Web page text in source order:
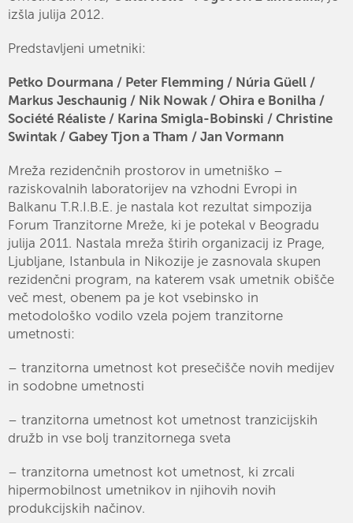
izšla julija 2012.
Predstavljeni umetniki:
Petko Dourmana / Peter Flemming / Núria Güell /
Markus Jeschaunig / Nik Nowak / Ohira e Bonilha /
Société Réaliste / Karina Smigla-Bobinski / Christine
Swintak / Gabey Tjon a Tham / Jan Vormann
Mreža rezidenčnih prostorov in umetniško –
raziskovalnih laboratorijev na vzhodni Evropi in
Balkanu T.R.I.B.E. je nastala kot rezultat simpozija
Forum Tranzitorne Mreže, ki je potekal v Beogradu
julija 2011. Nastala mreža štirih organizacij iz Prage,
Ljubljane, Istanbula in Nikozije je zasnovala skupen
rezidenčni program, na katerem vsak umetnik obišče
več mest, obenem pa je kot vsebinsko in
metodološko vodilo vzela pojem tranzitorne
umetnosti:
– tranzitorna umetnost kot presečišče novih medijev
in sodobne umetnosti
– tranzitorna umetnost kot umetnost tranzicijskih
družb in vse bolj tranzitornega sveta
– tranzitorna umetnost kot umetnost, ki zrcali
hipermobilnost umetnikov in njihovih novih
produkcijskih načinov.